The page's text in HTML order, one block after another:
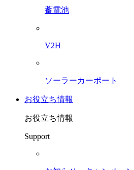
蓄電池
V2H
ソーラーカーポート
お役立ち情報
お役立ち情報
Support